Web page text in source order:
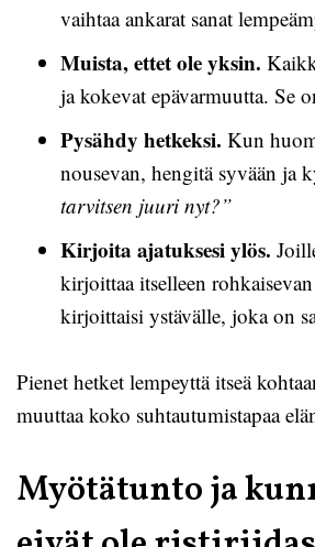
vaihtaa ankarat sanat
Muista, ettet ole yksin.
ja kokevat epävarmuutta. Se
Pysähdy hetkeksi. Kun
nousevan, hengitä syvään ja
tarvitsen juuri nyt?”
Kirjoita ajatuksesi ylös.
kirjoittaa itselleen
kirjoittaisi ystävälle, joka on
Pienet hetket lempeyttä itseä
muuttaa koko suhtautumistapaa
Myötätunto ja